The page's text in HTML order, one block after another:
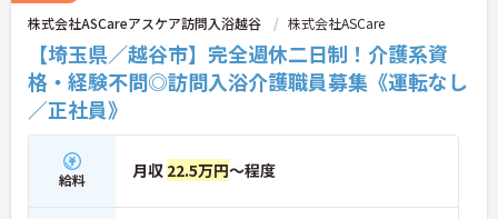
株式会社ASCareアスケア訪問入浴越谷 株式会社ASCare
【埼玉県／越谷市】完全週休二日制！介護系資
格・経験不問◎訪問入浴介護職員募集《運転なし
／正社員》
給料 月収 22.5万円～程度